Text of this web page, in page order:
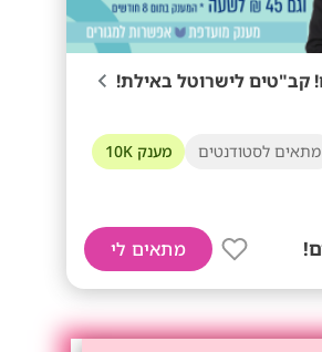
מתאים לסטודנטים מענק 10K
מתאים לי